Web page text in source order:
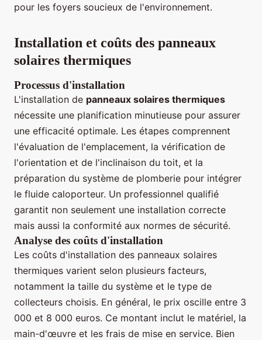
pour les foyers soucieux de l'environnement.
Installation et coûts des panneaux
solaires thermiques
Processus d'installation
L'installation de panneaux solaires thermiques
nécessite une planification minutieuse pour assurer
une efficacité optimale. Les étapes comprennent
l'évaluation de l'emplacement, la vérification de
l'orientation et de l'inclinaison du toit, et la
préparation du système de plomberie pour intégrer
le fluide caloporteur. Un professionnel qualifié
garantit non seulement une installation correcte
mais aussi la conformité aux normes de sécurité.
Analyse des coûts d'installation
Les coûts d'installation des panneaux solaires
thermiques varient selon plusieurs facteurs,
notamment la taille du système et le type de
collecteurs choisis. En général, le prix oscille entre 3
000 et 8 000 euros. Ce montant inclut le matériel, la
main-d'œuvre et les frais de mise en service. Bien